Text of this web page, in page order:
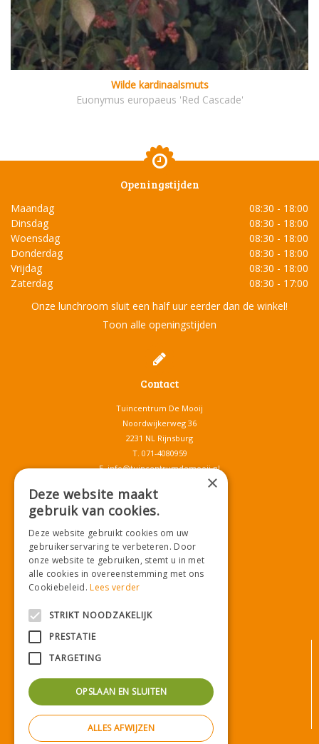
Wilde kardinaalsmuts
Euonymus europaeus 'Red Cascade'
Openingstijden
Maandag
08:30 - 18:00
Dinsdag
08:30 - 18:00
Woensdag
08:30 - 18:00
Donderdag
08:30 - 18:00
Vrijdag
08:30 - 18:00
Zaterdag
08:30 - 17:00
Onze lunchroom sluit een half uur eerder dan de winkel!
Toon alle openingstijden
Contact
Tuincentrum De Mooij
Noordwijkerweg 36
2231 NL Rijnsburg
T. 071-4080959
E.info@tuincentrumdemooij.nl
Download onze App!
Privacy statement
Betaalinformatie
Privacy policy
×
Deze website maakt
gebruik van cookies.
Deze website gebruikt cookies om uw
gebruikerservaring te verbeteren. Door
onze website te gebruiken, stemt u in met
alle cookies in overeenstemming met ons
Cookiebeleid.Lees verder
STRIKT NOODZAKELIJK
PRESTATIE
TARGETING
OPSLAAN EN SLUITEN
ALLES AFWIJZEN